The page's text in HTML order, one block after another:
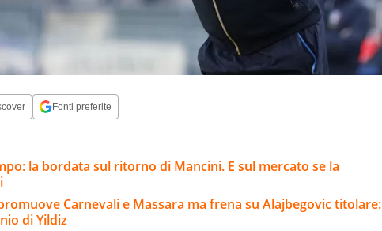
Fonti preferite
la bordata sul ritorno di Mancini. E sul mercato se la
Carnevali e Massara ma frena su Alajbegovic titolare:
di Yildiz